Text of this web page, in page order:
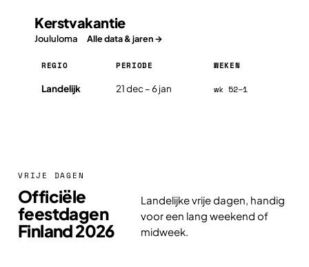
Kerstvakantie
Joululoma Alle data & jaren →
Kerstvakantie in Finland 2026, per regio
REGIO PERIODE WEKEN
Landelijk 21 dec – 6 jan wk 52–1
VRIJE DAGEN
Officiële
feestdagen
Finland 2026
Landelijke vrije dagen, handig
voor een lang weekend of
midweek.